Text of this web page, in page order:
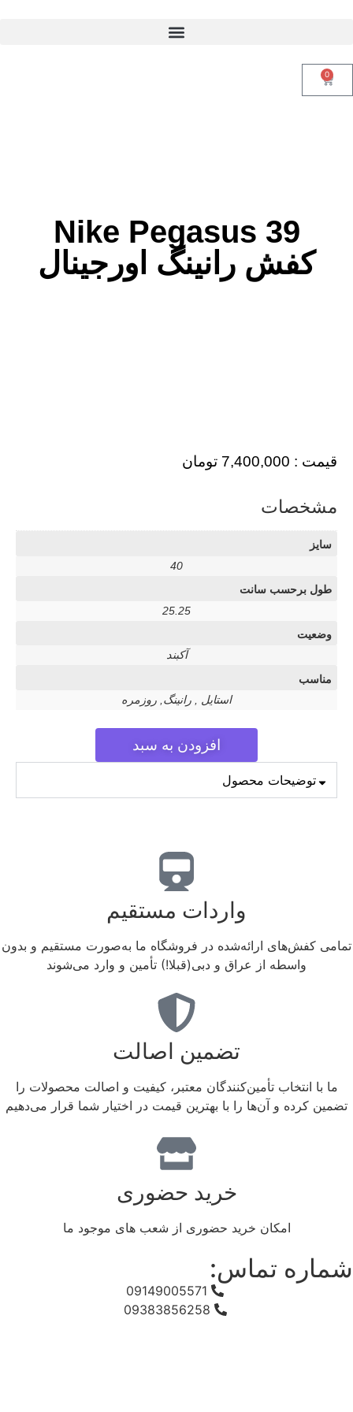
0
Nike Pegasus 39
کفش رانینگ اورجینال
قیمت : 7,400,000 تومان
مشخصات
سایز
40
طول برحسب سانت
25.25
وضعیت
آکبند
مناسب
استایل , رانینگ, روزمره
افزودن به سبد
توضیحات محصول
واردات مستقیم
تمامی کفش‌های ارائه‌شده در فروشگاه ما به‌صورت مستقیم و بدون
واسطه از عراق و دبی(قبلا!) تأمین و وارد می‌شوند
تضمین اصالت
ما با انتخاب تأمین‌کنندگان معتبر، کیفیت و اصالت محصولات را
تضمین کرده و آن‌ها را با بهترین قیمت در اختیار شما قرار می‌دهیم
خرید حضوری
امکان خرید حضوری از شعب های موجود ما
شماره تماس:
09149005571
09383856258